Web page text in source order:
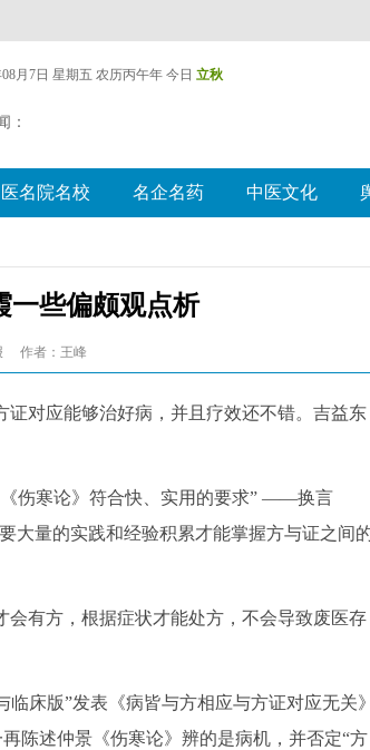
08月7日 星期五 农历丙午年 今日 立秋
：
名院名校 名企名药 中医文化
些偏颇观点析
作者：王峰
对应能够治好病，并且疗效还不错。吉益东
伤寒论》符合快、实用的要求” ——换言
大量的实践和经验积累才能掌握方与证之间
有方，根据症状才能处方，不会导致废医存
床版”发表《病皆与方相应与方证对应无关》
陈述仲景《伤寒论》辨的是病机，并否定“方